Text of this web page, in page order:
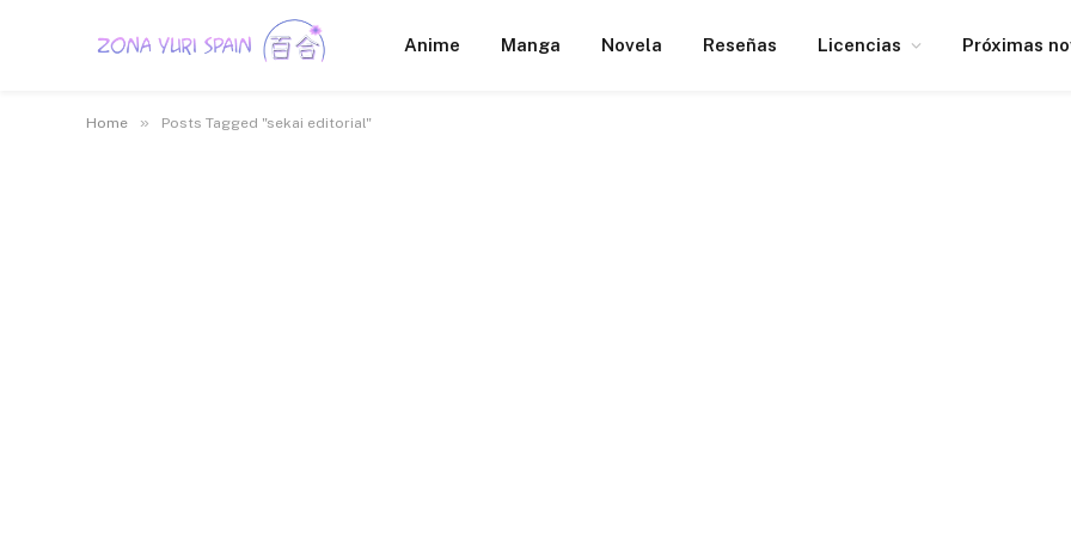
Anime Manga Novela Reseñas Licencias Próximas
Home » Posts Tagged "sekai editorial"